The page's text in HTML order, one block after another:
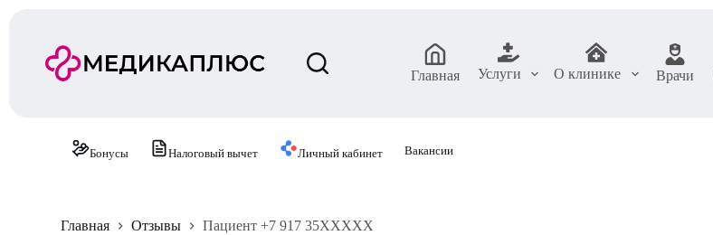
Главная Услуги О клинике Врачи
Бонусы Налоговый вычет Личный кабинет Вакансии
Главная Отзывы Пациент +7 917 35XXXXX